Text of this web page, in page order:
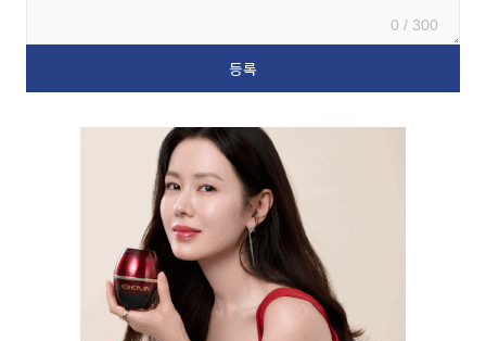
0 / 300